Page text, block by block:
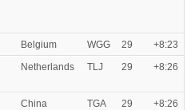
Belgium WGG 29
+8:23
Netherlands TLJ 29 +8:26
China TGA 29
+8:26